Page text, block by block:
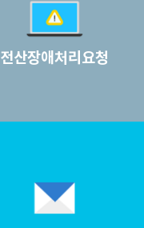
전산장애처리요청